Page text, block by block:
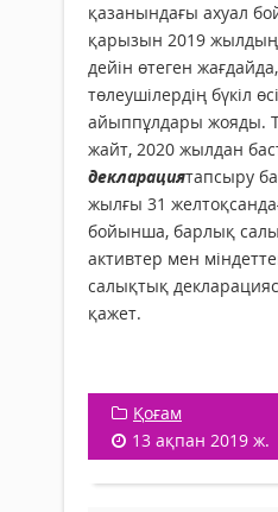
қазанындағы ахуал
қарызын 2019
дейін өтеген
төлеушілердің бүкіл
айыппұлдары жояды.
жайт, 2020 жылдан
декларациятапсыру
жылғы 31
бойынша, барлық
активтер мен
салықтық
қажет.
Қоғам
13 ақпан 2019 ж.